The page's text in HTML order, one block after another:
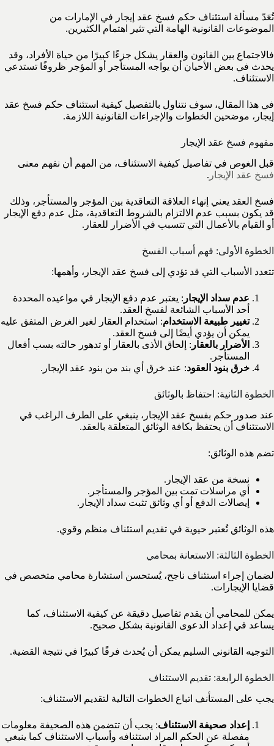
تُعَدّ مسألة استئناف حكم فسخ عقد إيجار في الإمارات من
الموضوعات القانونية الهامة التي تثير اهتمام الكثيرين.
فالاجتماع بين القانون والعقار يشكل جزءًا كبيرًا من حياة الأفراد، وقد
يحدث في بعض الأحيان أن يواجه المستأجر أو المؤجر ظروفًا تستدعي
الاستئناف.
في هذا المقال، سوف نتناول بالتفصيل كيفية استئناف حكم فسخ عقد
إيجار، موضحين الخطوات والإجراءات القانونية اللازمة.
مفهوم فسخ عقد الإيجار
قبل الغوص في تفاصيل كيفية الاستئناف، من المهم أن نفهم معنى
فسخ عقد الإيجار .
فسخ العقد يعني إنهاء العلاقة التعاقدية بين المؤجر والمستأجر، وذلك
قد يكون بسبب عدم الالتزام بالشروط التعاقدية، مثل عدم دفع الإيجار
أو القيام بالأعمال التي تتسبب في الأضرار للعقار.
الخطوة الأولى: فهم أسباب الفسخ
تتعدد الأسباب التي قد تؤدي إلى فسخ عقد الإيجار، وأهمها:
عدم سداد الإيجار : يعتبر عدم دفع الإيجار في مواعيده المحددة
أحد الأسباب الشائعة لفسخ العقد.
تغيير طبيعة الاستخدام: استخدام العقار لغير الغرض المتفق عليه
يمكن أن يؤدي أيضًا إلى فسخ العقد.
الأضرار بالعقار : إلحاق الأذى بالعقار أو تدهور حالته بسب أفعال
المستأجر.
خرق بنود العقود: عند خرق أي بند من بنود عقد الإيجار.
الخطوة الثانية: احتفاظ بالوثائق
عند صدور حكم بفسخ عقد الإيجار، ينبغي على الطرف الراغب في
الاستئناف أن يحتفظ بكافة الوثائق المتعلقة بالعقد.
تضم هذه الوثائق:
نسخة من عقد الإيجار.
أي مراسلات تمت بين المؤجر والمستأجر.
إيصالات الدفع أو أي وثائق تثبت سداد الإيجار.
هذه الوثائق تُعتبر حيوية في تقديم استئناف منظم وقوي.
الخطوة الثالثة: الاستعانة بمحامي
لضمان إجراء استئناف ناجح، يُستحسن استشارة محامي متخصص في
قضايا الإيجارات.
يمكن للمحامي أن يقدم تفاصيل دقيقة عن كيفية الاستئناف، كما
يساعد في إعداد الدعوى القانونية بشكل صحيح.
التوجيه القانوني السليم يمكن أن يُحدث فرقًا كبيرًا في نتيجة القضية.
الخطوة الرابعة: تقديم الاستئناف
يجب على المستأنف اتباع الخطوات التالية لتقديم الاستئناف:
إعداد صحيفة الاستئناف: يجب أن تتضمن هذه الصحيفة معلومات
مفصلة عن الحكم المراد استئنافه وأسباب الاستئناف كما ينبغي